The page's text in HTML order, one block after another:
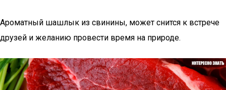
Ароматный шашлык из свинины, может снится к встрече
друзей и желанию провести время на природе.